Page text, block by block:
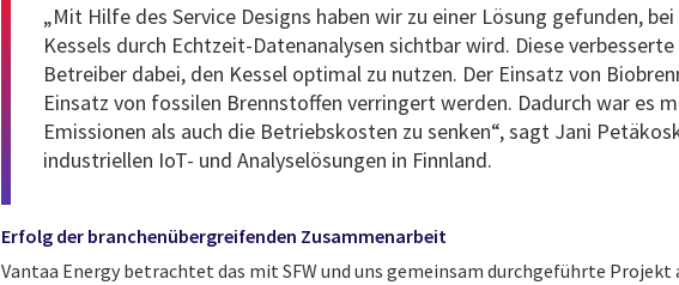
„Mit Hilfe des Service Designs haben wir zu einer Lösung gefunden,
Kessels durch Echtzeit-Datenanalysen sichtbar wird. Diese
Betreiber dabei, den Kessel optimal zu nutzen. Der Einsatz von
Einsatz von fossilen Brennstoffen verringert werden. Dadurch war es
Emissionen als auch die Betriebskosten zu senken“, sagt Jani
industriellen IoT- und Analyselösungen in Finnland.
Erfolg der branchenübergreifenden Zusammenarbeit
Vantaa Energy betrachtet das mit SFW und uns gemeinsam durchgeführte